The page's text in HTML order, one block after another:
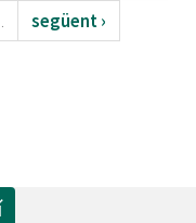
següent ›